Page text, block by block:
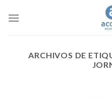
ARCHIVOS DE